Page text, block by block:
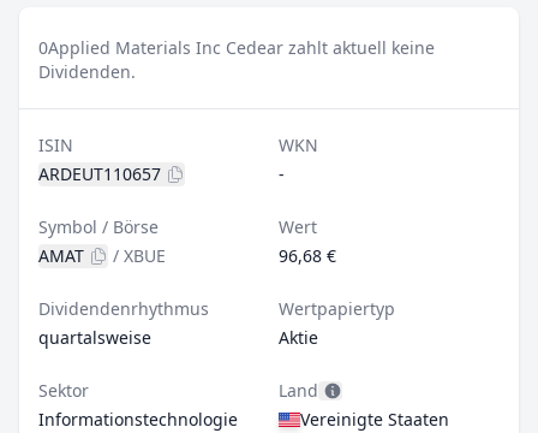
0Applied Materials Inc Cedear zahlt aktuell keine
Dividenden.
ISIN
ARDEUT110657
WKN
-
Symbol / Börse
AMAT
/ XBUE
Wert
96,68 €
Dividendenrhythmus
quartalsweise
Wertpapiertyp
Aktie
Sektor
Informationstechnologie
Land
Vereinigte Staaten